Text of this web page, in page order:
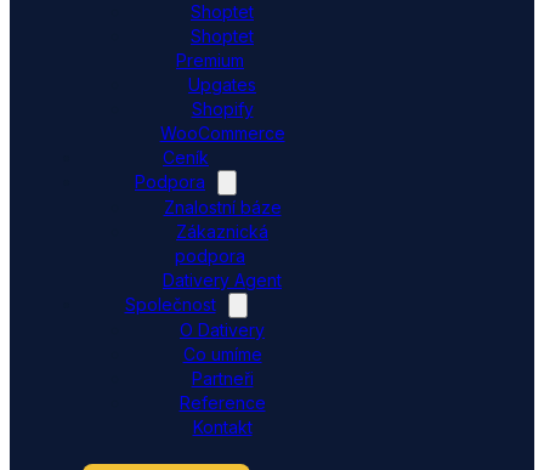
Shoptet
Shoptet
Premium
Upgates
Shopify
WooCommerce
Ceník
Podpora
Znalostní báze
Zákaznická
podpora
Dativery Agent
Společnost
O Dativery
Co umíme
Partneři
Reference
Kontakt